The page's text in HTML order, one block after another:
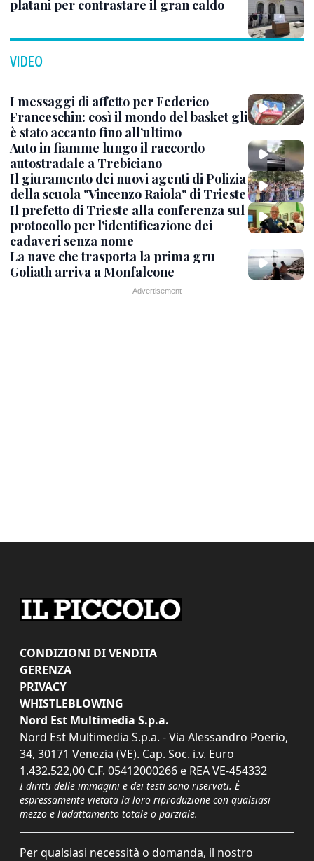
platani per contrastare il gran caldo
VIDEO
I messaggi di affetto per Federico
Franceschin: così il mondo del basket gli
è stato accanto fino all’ultimo
Auto in fiamme lungo il raccordo
autostradale a Trebiciano
Il giuramento dei nuovi agenti di Polizia
della scuola "Vincenzo Raiola" di Trieste
Il prefetto di Trieste alla conferenza sul
protocollo per l'identificazione dei
cadaveri senza nome
La nave che trasporta la prima gru
Goliath arriva a Monfalcone
CONDIZIONI DI VENDITA
GERENZA
PRIVACY
WHISTLEBLOWING
Nord Est Multimedia S.p.a.
Nord Est Multimedia S.p.a. - Via Alessandro Poerio,
34, 30171 Venezia (VE). Cap. Soc. i.v. Euro
1.432.522,00 C.F. 05412000266 e REA VE-454332
I diritti delle immagini e dei testi sono riservati. È
espressamente vietata la loro riproduzione con qualsiasi
mezzo e l'adattamento totale o parziale.
Per qualsiasi necessità o domanda, il nostro